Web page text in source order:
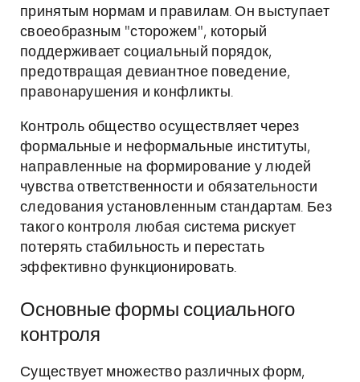
принятым нормам и правилам. Он выступает
своеобразным "сторожем", который
поддерживает социальный порядок,
предотвращая девиантное поведение,
правонарушения и конфликты.
Контроль общество осуществляет через
формальные и неформальные институты,
направленные на формирование у людей
чувства ответственности и обязательности
следования установленным стандартам. Без
такого контроля любая система рискует
потерять стабильность и перестать
эффективно функционировать.
Основные формы социального
контроля
Существует множество различных форм,